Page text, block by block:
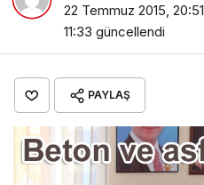
22 Temmuz 2015, 20:51
11:33 güncellendi
PAYLAŞ